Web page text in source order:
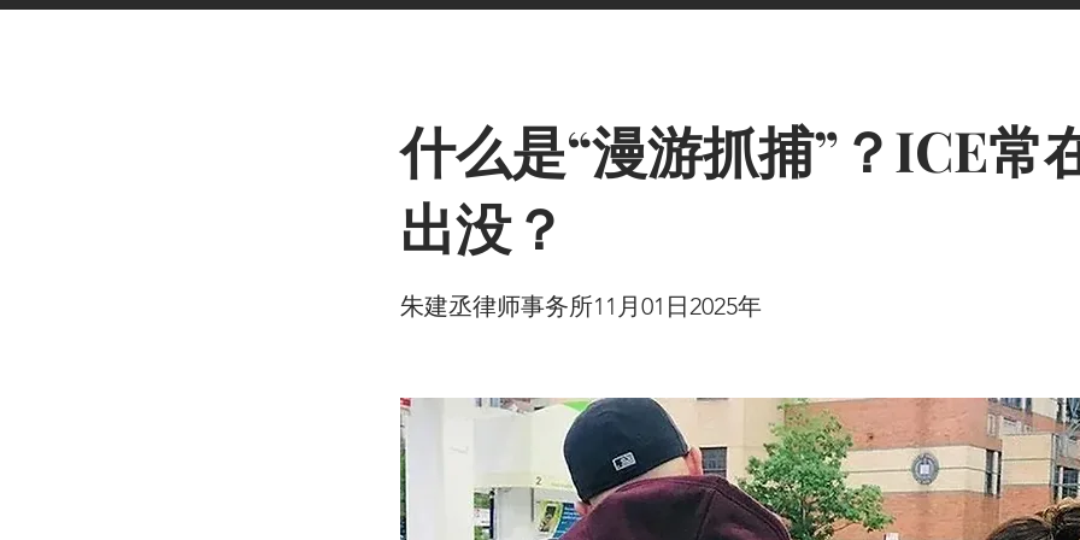
什么是“漫游抓捕”？ICE常
出没？
朱建丞律师事务所11月01日2025年